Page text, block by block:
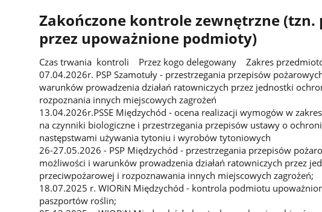
Zakończone kontrole zewnętrzne (tzn.
przez upoważnione podmioty)
Czas trwania kontroli Przez kogo delegowany Zakres
07.04.2026r. PSP Szamotuły - przestrzegania przepisów
warunków prowadzenia działań ratowniczych przez jednostki
rozpoznania innych miejscowych zagrożeń
13.04.2026r.PSSE Międzychód - ocena realizacji wymogów w
na czynniki biologiczne i przestrzegania przepisów ustawy o
następstwami używania tytoniu i wyrobów tytoniowych
26-27.05.2026 - PSP Międzychód - przestrzegania przepisów
możliwości i warunków prowadzenia działań ratowniczych przez
przeciwpożarowej i rozpoznawania innych miejscowych zagrożeń;
18.07.2025 r. WIORiN Międzychód - kontrola podmiotu
paszportów roślin;